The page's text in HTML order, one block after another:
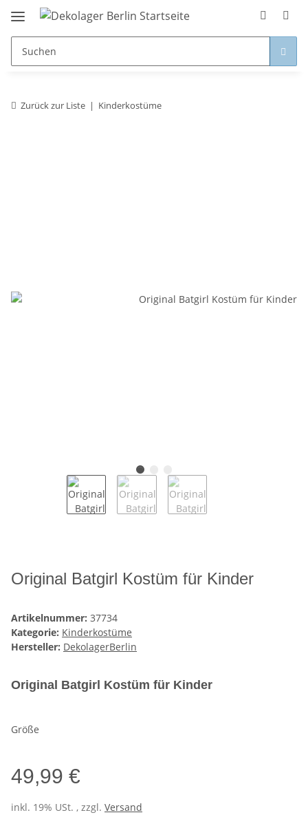
Zurück zur Liste Kinderkostüme
Original Batgirl Kostüm für Kinder
Artikelnummer: 37734
Kategorie: Kinderkostüme
Hersteller: DekolagerBerlin
Original Batgirl Kostüm für Kinder
Größe
49,99 €
inkl. 19% USt. , zzgl. Versand